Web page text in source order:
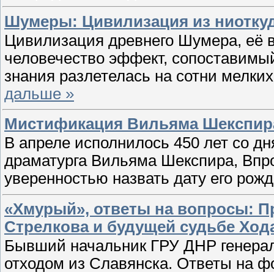
Шумеры: Цивилизация из
Цивилизация древнего Шумера, её
человечество эффект,
знания разлетелась на сотни
дальше »
Мистификация Вильяма
В апреле исполнилось 450 лет со
драматурга Вильяма Шекспира,
уверенностью назвать дату его
«Хмурый», ответы на вопросы:
Стрелкова и будущей судьбе
Бывший начальник ГРУ ДНР
отходом из Славянска. Ответы на